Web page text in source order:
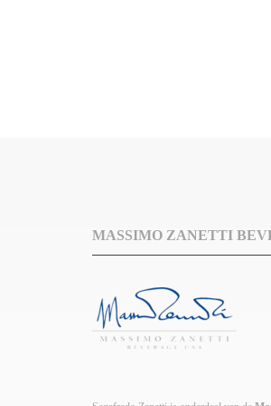
MASSIMO ZANETTI